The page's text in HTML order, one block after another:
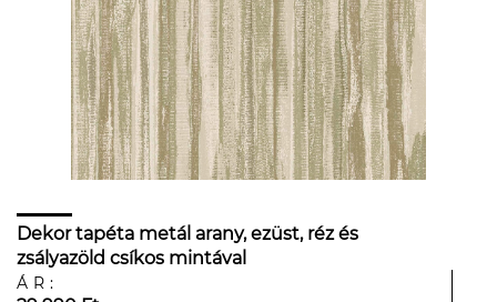
Dekor tapéta metál arany, ezüst, réz és
zsályazöld csíkos mintával
ÁR: